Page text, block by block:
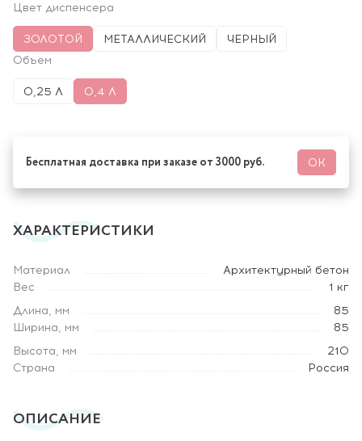
Цвет диспенсера
ЗОЛОТОЙ МЕТАЛЛИЧЕСКИЙ
ЧЕРНЫЙ
Объем
0,25 Л 0,4 Л
Бесплатная доставка при заказе от 3000 руб. ОК
ХАРАКТЕРИСТИКИ
Материал
Архитектурный бетон
Вес
1 кг
Длина, мм
85
Ширина, мм
85
Высота, мм
210
Страна
Россия
ОПИСАНИЕ